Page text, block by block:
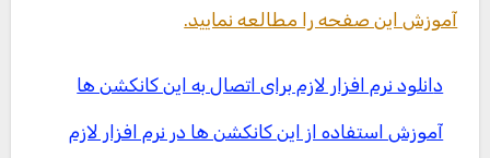
آموزش این صفحه را مطالعه نمایید.
دانلود نرم افزار لازم برای اتصال به این کانکشن ها
آموزش استفاده از این کانکشن ها در نرم افزار لازم